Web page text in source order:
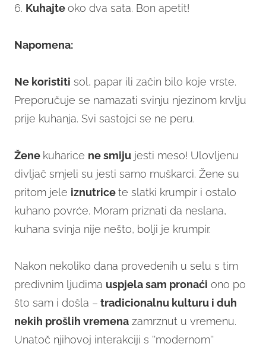
6. Kuhajteoko dva sata. Bon apetit!
Napomena:
Ne koristiti sol, papar ili začin bilo koje vrste.
Preporučuje se namazati svinju njezinom krvlju
prije kuhanja. Svi sastojci se ne peru.
Žene kuharice ne smiju jesti meso! Ulovljenu
divljač smjeli su jesti samo muškarci. Žene su
pritom jele iznutricete slatki krumpir i ostalo
kuhano povrće. Moram priznati da neslana,
kuhana svinja nije nešto, bolji je krumpir.
Nakon nekoliko dana provedenih u selu s tim
predivnim ljudima uspjela sam pronaći ono po
što sam i došla – tradicionalnu kulturu i duh
nekih prošlih vremena zamrznut u vremenu.
Unatoč njihovoj interakciji s ''modernom''